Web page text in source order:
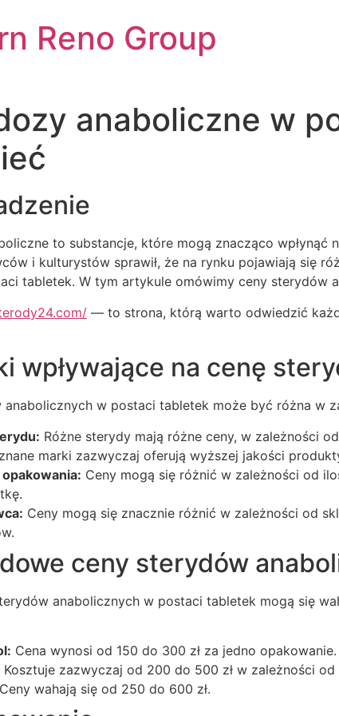
Reno Group
anaboliczne w
to substancje, które mogą znacząco
i kulturystów sprawił, że na rynku pojawiają się
tabletek. W tym artykule omówimy ceny sterydów
— to strona, którą warto odwiedzić
wpływające na cenę
anabolicznych w postaci tabletek może być różna w
Różne sterydy mają różne ceny, w zależności
marki zazwyczaj oferują wyższej jakości
Ceny mogą się różnić w zależności od
Ceny mogą się znacznie różnić w zależności od
ceny sterydów
anabolicznych w postaci tabletek mogą się
Cena wynosi od 150 do 300 zł za jedno opakowanie.
Kosztuje zazwyczaj od 200 do 500 zł w zależności
Ceny wahają się od 250 do 600 zł.